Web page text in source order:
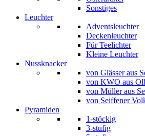
Sonstiges
Leuchter
Adventsleuchter
Deckenleuchter
Für Teelichter
Kleine Leuchter
Nussknacker
von Glässer aus
von KWO aus
von Müller aus
von Seiffener
Pyramiden
1-stöckig
3-stufig